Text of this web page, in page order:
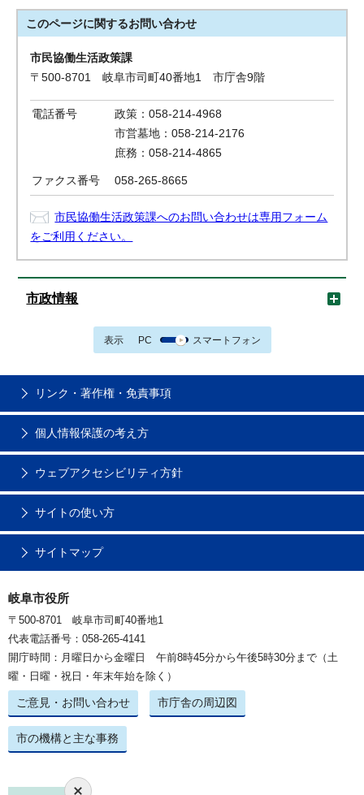
このページに関するお問い合わせ
市民協働生活政策課
〒500-8701 岐阜市司町40番地1 市庁舎9階
電話番号
政策：058-214-4968
市営墓地：058-214-2176
庶務：058-214-4865
ファクス番号 058-265-8665
市民協働生活政策課へのお問い合わせは専用フォーム
をご利用ください。
市政情報
表示 PC スマートフォン
リンク・著作権・免責事項
個人情報保護の考え方
ウェブアクセシビリティ方針
サイトの使い方
サイトマップ
岐阜市役所
〒500-8701 岐阜市司町40番地1
代表電話番号：058-265-4141
開庁時間：月曜日から金曜日 午前8時45分から午後5時30分まで（土
曜・日曜・祝日・年末年始を除く）
ご意見・お問い合わせ 市庁舎の周辺図
市の機構と主な事務